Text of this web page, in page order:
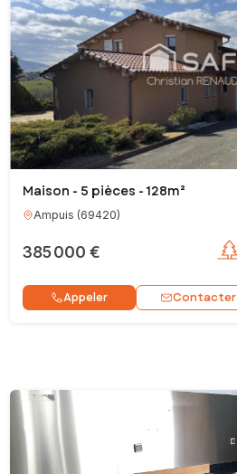
Maison - 5 pièces - 128m²
Ampuis (69420)
385 000 €
Appeler Contacter